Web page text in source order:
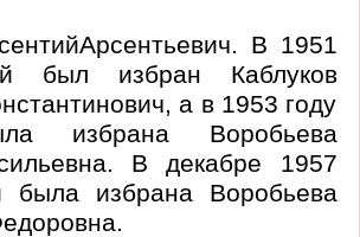
Арсентьевич. В 1951
был избран Каблуков
а в 1953 году
избрана Воробьева
В декабре 1957
была избрана Воробьева